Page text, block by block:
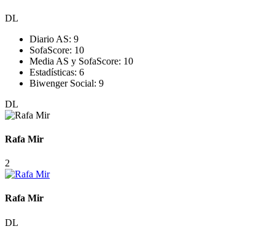
DL
Diario AS: 9
SofaScore: 10
Media AS y SofaScore: 10
Estadísticas: 6
Biwenger Social: 9
DL
Rafa Mir
2
Rafa Mir
DL